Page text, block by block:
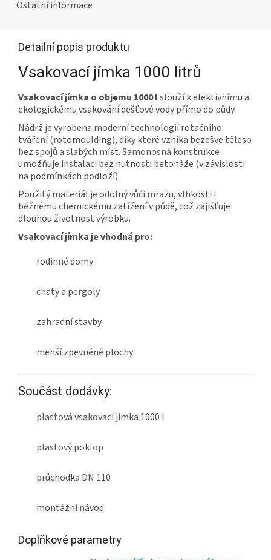
Ostatní informace
Detailní popis produktu
Vsakovací jímka 1000 litrů
Vsakovací jímka o objemu 1000 lslouží k efektivnímu a
ekologickému vsakování dešťové vody přímo do půdy.
Nádrž je vyrobena moderní technologií rotačního
tváření (rotomoulding), díky které vzniká bezešvé těleso
bez spojů a slabých míst. Samonosná konstrukce
umožňuje instalaci bez nutnosti betonáže (v závislosti
na podmínkách podloží).
Použitý materiál je odolný vůči mrazu, vlhkosti i
běžnému chemickému zatížení v půdě, což zajišťuje
dlouhou životnost výrobku.
Vsakovací jímka je vhodná pro:
rodinné domy
chaty a pergoly
zahradní stavby
menší zpevněné plochy
Součást dodávky:
plastová vsakovací jímka 1000 l
plastový poklop
průchodka DN 110
montážní návod
Doplňkové parametry